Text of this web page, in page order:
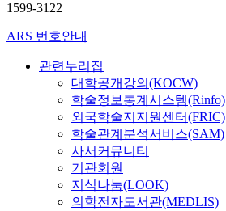
1599-3122
ARS 번호안내
관련누리집
대학공개강의(KOCW)
학술정보통계시스템(Rinfo)
외국학술지지원센터(FRIC)
학술관계분석서비스(SAM)
사서커뮤니티
기관회원
지식나눔(LOOK)
의학전자도서관(MEDLIS)